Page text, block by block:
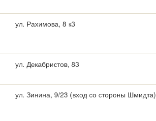
ул. Рахимова, 8 к3
ул. Декабристов, 83
ул. Зинина, 9/23 (вход со стороны Шмидта)